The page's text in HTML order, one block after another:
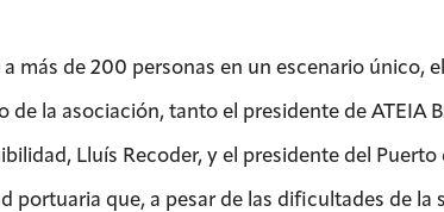
más de 200 personas en un escenario único,
de la asociación, tanto el presidente de ATEIA
Lluís Recoder, y el presidente del Puerto
portuaria que, a pesar de las dificultades de